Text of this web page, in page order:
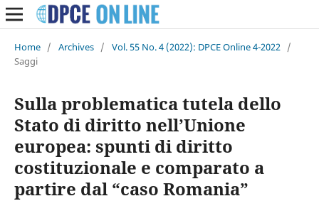
Home / Archives / Vol. 55 No. 4 (2022): DPCE Online 4-2022 /
Saggi
Sulla problematica tutela dello
Stato di diritto nell’Unione
europea: spunti di diritto
costituzionale e comparato a
partire dal “caso Romania”